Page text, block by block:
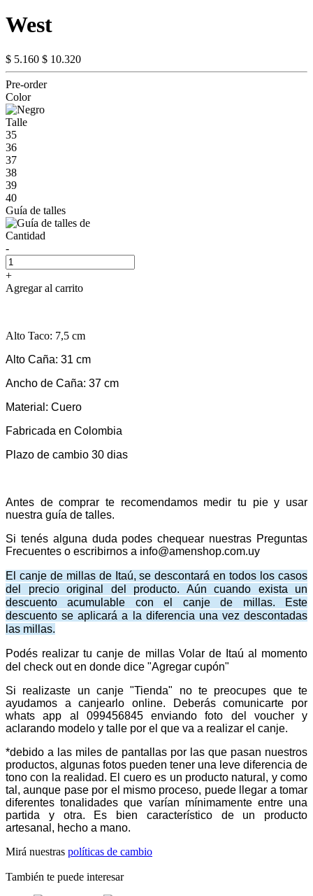
West
$ 5.160 $ 10.320
Pre-order
Color
Talle
35
36
37
38
39
40
Guía de talles
Cantidad
-
+
Agregar al carrito
Alto Taco: 7,5 cm
Alto Caña: 31 cm
Ancho de Caña: 37 cm
Material: Cuero
Fabricada en Colombia
Plazo de cambio 30 dias
Antes de comprar te recomendamos medir tu pie y usar
nuestra guía de talles.
Si tenés alguna duda podes chequear nuestras Preguntas
Frecuentes o escribirnos a info@amenshop.com.uy
El canje de millas de Itaú, se descontará en todos los casos
del precio original del producto. Aún cuando exista un
descuento acumulable con el canje de millas. Este
descuento se aplicará a la diferencia una vez descontadas
las millas.
Podés realizar tu canje de millas Volar de Itaú al momento
del check out en donde dice "Agregar cupón"
Si realizaste un canje "Tienda" no te preocupes que te
ayudamos a canjearlo online. Deberás comunicarte por
whats app al 099456845 enviando foto del voucher y
aclarando modelo y talle por el que va a realizar el canje.
*debido a las miles de pantallas por las que pasan nuestros
productos, algunas fotos pueden tener una leve diferencia de
tono con la realidad. El cuero es un producto natural, y como
tal, aunque pase por el mismo proceso, puede llegar a tomar
diferentes tonalidades que varían mínimamente entre una
partida y otra. Es bien característico de un producto
artesanal, hecho a mano.
Mirá nuestras políticas de cambio
También te puede interesar